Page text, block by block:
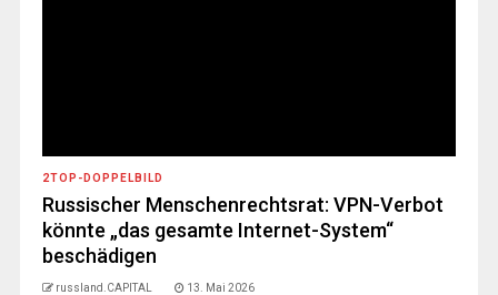
2TOP-DOPPELBILD
Russischer Menschenrechtsrat: VPN-Verbot
könnte „das gesamte Internet-System“
beschädigen
russland.CAPITAL 13. Mai 2026